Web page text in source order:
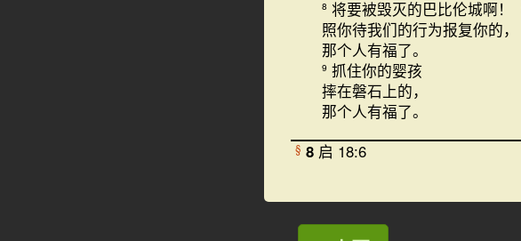
8 将要被毁灭的巴比伦城啊！
照你待我们的行为报复你的，
那个人有福了。
9 抓住你的婴孩
摔在磐石上的，
那个人有福了。
§ 8 启 18:6